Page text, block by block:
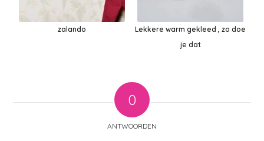
zalando
Lekkere warm gekleed , zo doe
je dat
0
ANTWOORDEN